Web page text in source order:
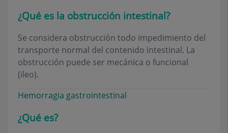
¿Qué es la obstrucción intestinal?
Se considera obstrucción todo impedimiento del
transporte normal del contenido intestinal. La
obstrucción puede ser mecánica o funcional
(ileo).
Hemorragia gastrointestinal
¿Qué es?